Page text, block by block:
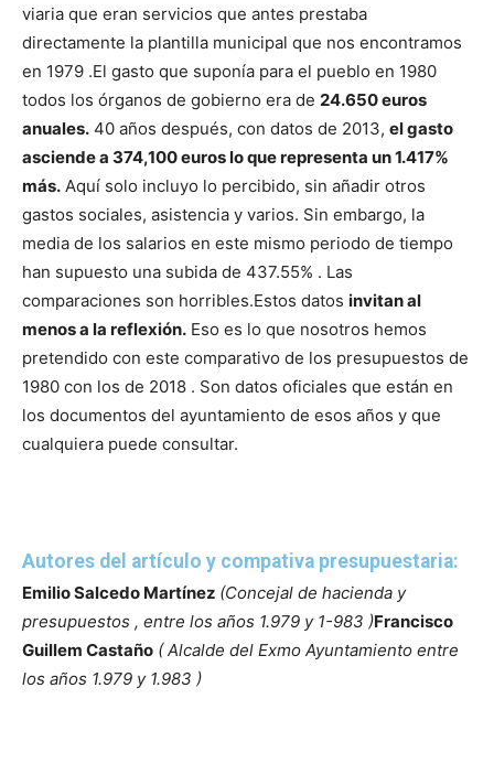
viaria que eran servicios que antes prestaba
directamente la plantilla municipal que nos encontramos
en 1979 .El gasto que suponía para el pueblo en 1980
todos los órganos de gobierno era de 24.650 euros
anuales. 40 años después, con datos de 2013, el gasto
asciende a 374,100 euros lo que representa un 1.417%
más. Aquí solo incluyo lo percibido, sin añadir otros
gastos sociales, asistencia y varios. Sin embargo, la
media de los salarios en este mismo periodo de tiempo
han supuesto una subida de 437.55% . Las
comparaciones son horribles.Estos datos invitan al
menos a la reflexión. Eso es lo que nosotros hemos
pretendido con este comparativo de los presupuestos de
1980 con los de 2018 . Son datos oficiales que están en
los documentos del ayuntamiento de esos años y que
cualquiera puede consultar.
Autores del artículo y compativa presupuestaria:
Emilio Salcedo Martínez (Concejal de hacienda y
presupuestos , entre los años 1.979 y 1-983 )Francisco
Guillem Castaño ( Alcalde del Exmo Ayuntamiento entre
los años 1.979 y 1.983 )